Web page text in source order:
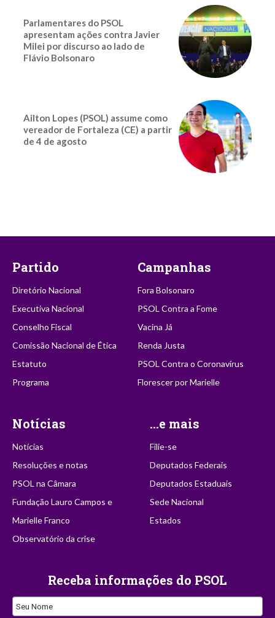
Parlamentares do PSOL
apresentam ações contra Javier
Milei por discurso ao lado de
Flávio Bolsonaro
Ailton Lopes (PSOL) assume como
vereador de Fortaleza (CE) a partir
de 4 de agosto
Partido
Diretório Nacional
Executiva Nacional
Conselho Fiscal
Comissão Nacional de Ética
Estatuto
Programa
Campanhas
Fora Bolsonaro
PSOL Contra a Fome
Vacina Já
Renda Justa
PSOL Contra o Coronavírus
Florescer por Marielle
Notícias
Notícias
Resoluções e notas
PSOL na Câmara
Fundação Lauro Campos e
Marielle Franco
Observatório da crise
...e mais
Filie-se
Deputados Federais
Deputados Estaduais
Sede Nacional
Estados
Receba informações do PSOL
Seu Nome